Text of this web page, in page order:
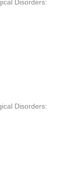
Disorders:
Disorders: